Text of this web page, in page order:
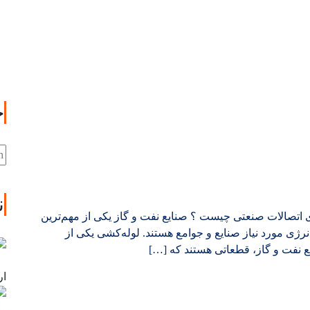
اتصالات صنعتی چیست ؟ صنایع نفت و گاز یکی از مهم‌ترین
مورد نیاز صنایع و جوامع هستند. لوله‌کشی یکی از
نفت و گاز، قطعاتی هستند که […]